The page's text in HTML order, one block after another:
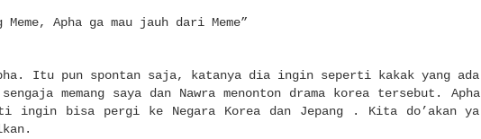
Apha ga mau jauh dari Meme”
Itu pun spontan saja, katanya dia ingin seperti kakak yang ada
memang saya dan Nawra menonton drama korea tersebut. Apha
bisa pergi ke Negara Korea dan Jepang . Kita do’akan ya